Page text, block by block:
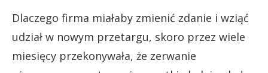
Dlaczego firma miałaby zmienić zdanie i wziąć
udział w nowym przetargu, skoro przez wiele
miesięcy przekonywała, że zerwanie